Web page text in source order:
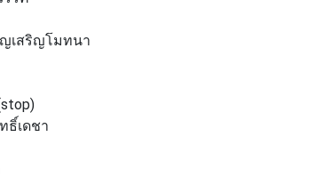
เสริญโมทนา
ธิ์เดชา